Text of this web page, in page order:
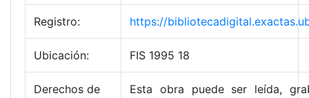
Registro: https://
Ubicación: FIS 1995 18
Derechos de
Esta obra puede ser leída,